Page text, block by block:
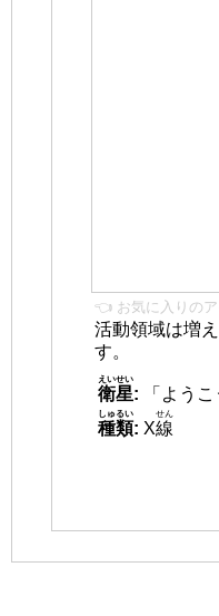
👈 お気に入りのア
活動領域は増
す。
衛星
えいせい
:
「ようこ
種類
しゅるい
: X線
せん